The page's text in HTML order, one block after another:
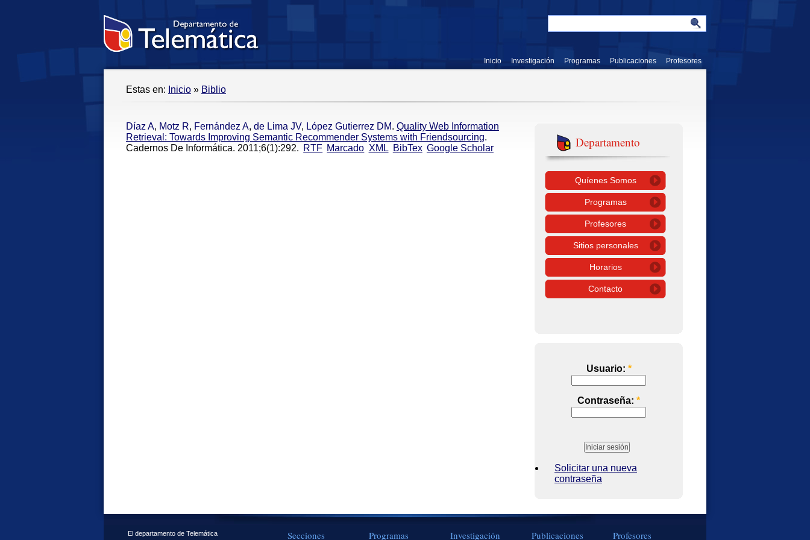
Inicio Investigación Programas Publicaciones Profesores
Estas en: Inicio » Biblio
Díaz A, Motz R, Fernández A, de Lima JV, López Gutierrez DM. Quality Web Information
Retrieval: Towards Improving Semantic Recommender Systems with Friendsourcing.
Cadernos De Informática. 2011;6(1):292. RTF Marcado XML BibTex Google Scholar Departamento
Quíenes Somos
Programas
Profesores
Sitios personales
Horarios
Contacto
Usuario: *
Contraseña: *
Solicitar una nueva
contraseña
El departamento de Telemática
Secciones Programas Investigación Publicaciones Profesores